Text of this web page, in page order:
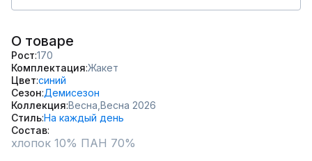
О товаре
Рост 170
Комплектация Жакет
Цвет синий
Сезон Демисезон
Коллекция Весна, Весна 2026
СтильНа каждый день
Состав
хлопок 10% ПАН 70%